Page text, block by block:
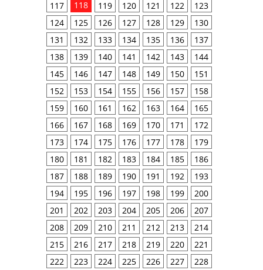
117
118 119 120 121 122
123
124
125 126 127 128 129
130
131
132 133 134 135 136
137
138
139 140 141 142 143
144
145
146 147 148 149 150
151
152
153 154 155 156 157
158
159
160 161 162 163 164
165
166
167 168 169 170 171
172
173
174 175 176 177 178
179
180
181 182 183 184 185
186
187
188 189 190 191 192
193
194
195 196 197 198 199
200
201
202 203 204 205 206
207
208
209 210 211 212 213
214
215
216 217 218 219 220
221
222
223 224 225 226 227
228